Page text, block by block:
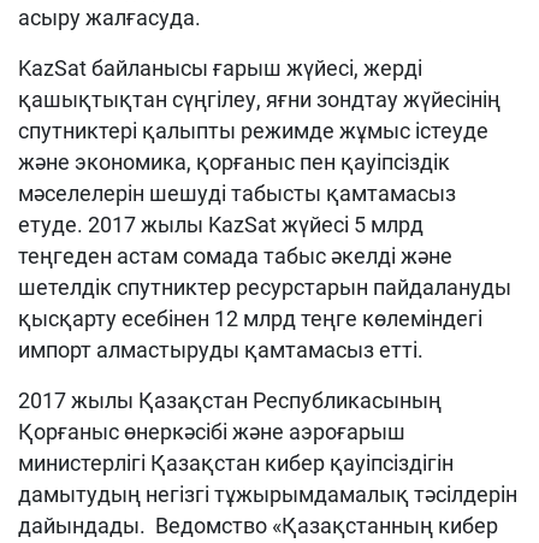
асыру жалғасуда.
KazSat байланысы ғарыш жүйесі, жерді
қашықтықтан сүңгілеу, яғни зондтау жүйесінің
спутниктері қалыпты режимде жұмыс істеуде
және экономика, қорғаныс пен қауіпсіздік
мәселелерін шешуді табысты қамтамасыз
етуде. 2017 жылы KazSat жүйесі 5 млрд
теңгеден астам сомада табыс әкелді және
шетелдік спутниктер ресурстарын пайдалануды
қысқарту есебінен 12 млрд теңге көлеміндегі
импорт алмастыруды қамтамасыз етті.
2017 жылы Қазақстан Республикасының
Қорғаныс өнеркәсібі және аэроғарыш
министерлігі Қазақстан кибер қауіпсіздігін
дамытудың негізгі тұжырымдамалық тәсілдерін
дайындады. Ведомство «Қазақстанның кибер